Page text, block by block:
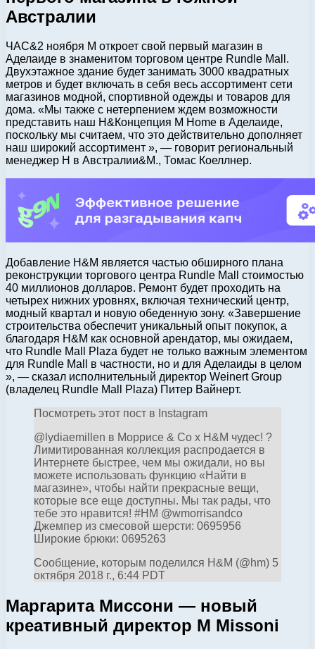
Австралии
ЧАС&2 ноября M откроет свой первый магазин в
Аделаиде в знаменитом торговом центре Rundle Mall.
Двухэтажное здание будет занимать 3000 квадратных
метров и будет включать в себя весь ассортимент сети
магазинов модной, спортивной одежды и товаров для
дома. «Мы также с нетерпением ждем возможности
представить наш H&Концепция M Home в Аделаиде,
поскольку мы считаем, что это действительно дополняет
наш широкий ассортимент », — говорит региональный
менеджер H в Австралии&М., Томас Коеллнер.
Добавление H&M является частью обширного плана
реконструкции торгового центра Rundle Mall стоимостью
40 миллионов долларов. Ремонт будет проходить на
четырех нижних уровнях, включая технический центр,
модный квартал и новую обеденную зону. «Завершение
строительства обеспечит уникальный опыт покупок, а
благодаря H&M как основной арендатор, мы ожидаем,
что Rundle Mall Plaza будет не только важным элементом
для Rundle Mall в частности, но и для Аделаиды в целом
», — сказал исполнительный директор Weinert Group
(владелец Rundle Mall Plaza) Питер Вайнерт.
Посмотреть этот пост в Instagram
@lydiaemillen в Моррисе & Co x H&M чудес! ?
Лимитированная коллекция распродается в
Интернете быстрее, чем мы ожидали, но вы
можете использовать функцию «Найти в
магазине», чтобы найти прекрасные вещи,
которые все еще доступны. Мы так рады, что
тебе это нравится! #HM @wmorrisandco
Джемпер из смесовой шерсти: 0695956
Широкие брюки: 0695263
Сообщение, которым поделился H&M (@hm) 5
октября 2018 г., 6:44 PDT
Маргарита Миссони — новый
креативный директор M Missoni